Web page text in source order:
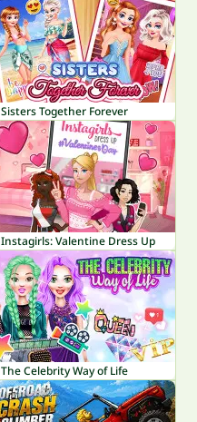
Sisters Together Forever
Instagirls: Valentine Dress Up
The Celebrity Way of Life